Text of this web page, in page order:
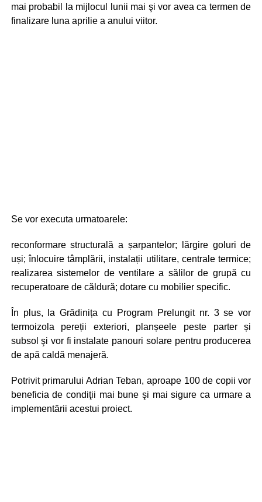
mai probabil la mijlocul lunii mai şi vor avea ca termen de
finalizare luna aprilie a anului viitor.
Se vor executa urmatoarele:
reconformare structurală a șarpantelor; lărgire goluri de
uși; înlocuire tâmplării, instalații utilitare, centrale termice;
realizarea sistemelor de ventilare a sălilor de grupă cu
recuperatoare de căldură; dotare cu mobilier specific.
În plus, la Grădinița cu Program Prelungit nr. 3 se vor
termoizola pereții exteriori, planșeele peste parter și
subsol şi vor fi instalate panouri solare pentru producerea
de apă caldă menajeră.
Potrivit primarului Adrian Teban, aproape 100 de copii vor
beneficia de condiţii mai bune şi mai sigure ca urmare a
implementării acestui proiect.